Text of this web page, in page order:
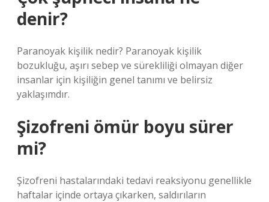
denir?
Paranoyak kişilik nedir? Paranoyak kişilik
bozukluğu, aşırı sebep ve sürekliliği olmayan diğer
insanlar için kişiliğin genel tanımı ve belirsiz
yaklaşımdır.
Şizofreni ömür boyu sürer
mi?
Şizofreni hastalarındaki tedavi reaksiyonu genellikle
haftalar içinde ortaya çıkarken, saldırıların